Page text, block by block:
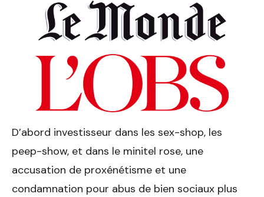
D’abord investisseur dans les sex-shop, les
peep-show, et dans le minitel rose, une
accusation de proxénétisme et une
condamnation pour abus de bien sociaux plus